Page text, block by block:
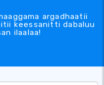
argadhaatii
keessanitti dabaluu
ilaalaa!